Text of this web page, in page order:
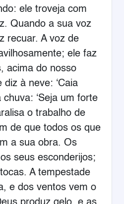
ele troveja com
Quando a sua voz
recuar. A voz de
ele faz
acima do nosso
à neve: ‘Caia
chuva: ‘Seja um forte
o trabalho de
de que todos os que
a sua obra. Os
seus esconderijos;
A tempestade
e dos ventos vem o